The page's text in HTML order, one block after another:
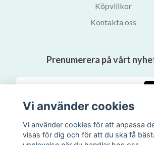
Köpvillkor
Kontakta oss
Prenumerera på vårt
Vi använder cookies
Vi använder cookies för att anpassa
visas för dig och för att du ska få